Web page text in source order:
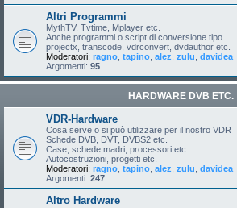
Altri Programmi
MythTV, Tvtime, Mplayer etc.
Anche programmi o script di conversione tipo
projectx, transcode, vdrconvert, dvdauthor etc.
Moderatori: ragno tapino alez zulu davidea
Argomenti: 95
HARDWARE DVB ETC.
VDR-Hardware
Cosa serve o si può utilizzare per il nostro VDR
Schede DVB, DVT, DVBS2 etc.
Case, schede madri, processori etc.
Autocostruzioni, progetti etc.
Moderatori: ragno tapino alez zulu davidea
Argomenti: 247
Altro Hardware